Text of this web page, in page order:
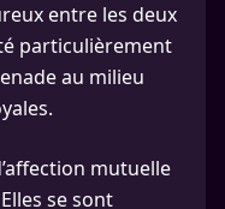
entre les deux
particulièrement
au milieu
mutuelle
se sont